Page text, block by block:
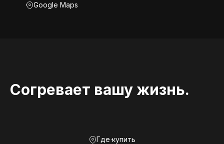
Google Maps
Согревает вашу жизнь.
Где купить